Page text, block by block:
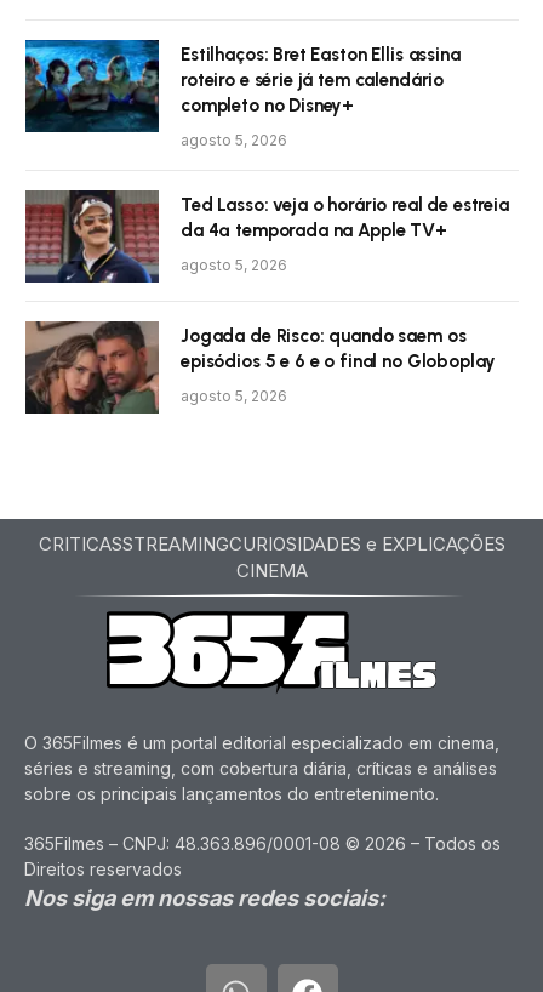
Estilhaços: Bret Easton Ellis assina
roteiro e série já tem calendário
completo no Disney+
agosto 5, 2026
Ted Lasso: veja o horário real de estreia
da 4ª temporada na Apple TV+
agosto 5, 2026
Jogada de Risco: quando saem os
episódios 5 e 6 e o final no Globoplay
agosto 5, 2026
CRITICASSTREAMINGCURIOSIDADES e EXPLICAÇÕES
CINEMA
O 365Filmes é um portal editorial especializado em cinema,
séries e streaming, com cobertura diária, críticas e análises
sobre os principais lançamentos do entretenimento.
365Filmes – CNPJ: 48.363.896/0001-08 © 2026 – Todos os
Direitos reservados
Nos siga em nossas redes sociais: